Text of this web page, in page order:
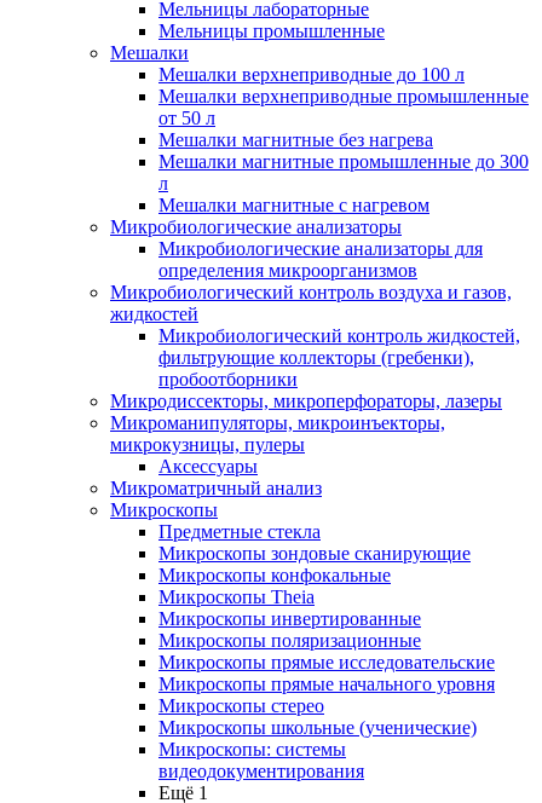
Мельницы лабораторные
Мельницы промышленные
Мешалки
Мешалки верхнеприводные до 100 л
Мешалки верхнеприводные промышленные
от 50 л
Мешалки магнитные без нагрева
Мешалки магнитные промышленные до 300
л
Мешалки магнитные с нагревом
Микробиологические анализаторы
Микробиологические анализаторы для
определения микроорганизмов
Микробиологический контроль воздуха и газов,
жидкостей
Микробиологический контроль жидкостей,
фильтрующие коллекторы (гребенки),
пробоотборники
Микродиссекторы, микроперфораторы, лазеры
Микроманипуляторы, микроинъекторы,
микрокузницы, пулеры
Аксессуары
Микроматричный анализ
Микроскопы
Предметные стекла
Микроскопы зондовые сканирующие
Микроскопы конфокальные
Микроскопы Theia
Микроскопы инвертированные
Микроскопы поляризационные
Микроскопы прямые исследовательские
Микроскопы прямые начального уровня
Микроскопы стерео
Микроскопы школьные (ученические)
Микроскопы: системы
видеодокументирования
Ещё 1